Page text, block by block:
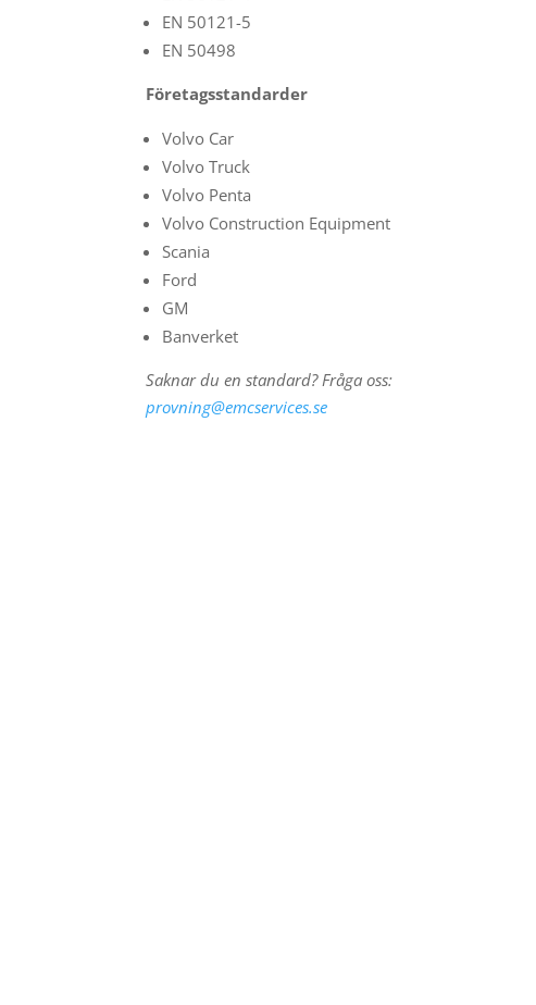
EN 50121-5
EN 50498
Företagsstandarder
Volvo Car
Volvo Truck
Volvo Penta
Volvo Construction Equipment
Scania
Ford
GM
Banverket
Saknar du en standard? Fråga oss:
provning@emcservices.se